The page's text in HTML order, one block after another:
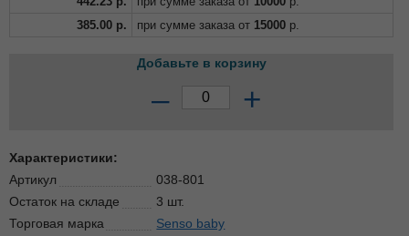
385.00 р. при сумме заказа от 15000 р.
Добавьте в корзину
– +
Характеристики:
Артикул
038-801
Остаток на складе
3 шт.
Торговая марка
Senso baby